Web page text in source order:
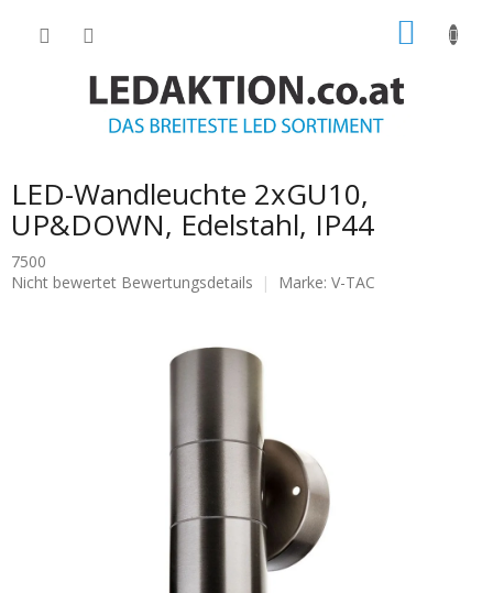
LED-Wandleuchte 2xGU10,
UP&DOWN, Edelstahl, IP44
7500
Die
Nicht bewertet Bewertungsdetails Marke: V-TAC